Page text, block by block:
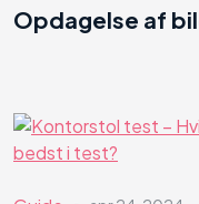
Opdagelse af